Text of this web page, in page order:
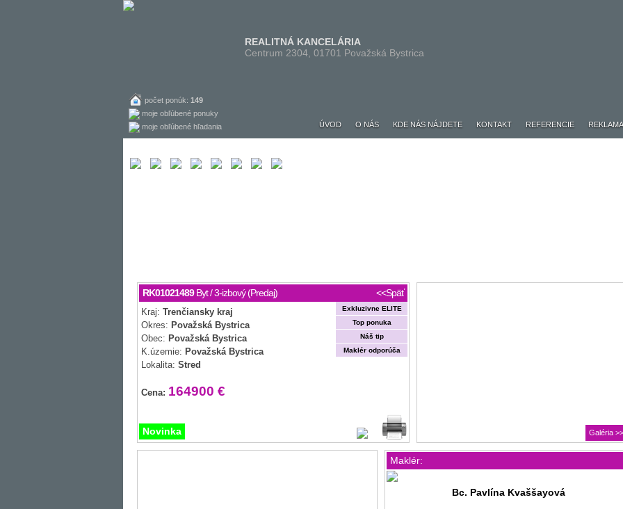
REALITNÁ KANCELÁRIA
Centrum 2304, 01701 Považská Bystrica
počet ponúk: 149
moje obľúbené ponuky
moje obľúbené hľadania
ÚVOD O NÁS KDE NÁS NÁJDETE KONTAKT REFERENCIE
RK01021489Byt / 3-izbový (Predaj) <<Späť
Kraj: Trenčiansky kraj
Okres: Považská Bystrica
Obec: Považská Bystrica
K.územie: Považská Bystrica
Lokalita: Stred
Cena: 164900 €
Novinka
Exkluzivne ELITE
Top ponuka
Náš tip
Maklér odporúča
Galéria >>
Maklér:
Bc. Pavlína Kvaššayová